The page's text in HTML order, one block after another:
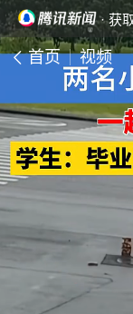
· 获
首页 视频